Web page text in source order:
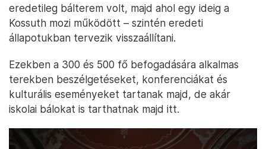
eredetileg bálterem volt, majd ahol egy ideig a
Kossuth mozi működött – szintén eredeti
állapotukban tervezik visszaállítani.
Ezekben a 300 és 500 fő befogadására alkalmas
terekben beszélgetéseket, konferenciákat és
kulturális eseményeket tartanak majd, de akár
iskolai bálokat is tarthatnak majd itt.